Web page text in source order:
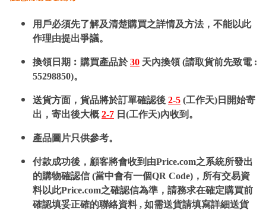
用戶必須先了解及清楚購買之詳情及方法，不能以此
作理由提出爭議。
換領日期︰購買產品於30 天內換領 (請取貨前先致電 :
55298850)。
送貨方面，貨品將於訂單確認後 2-5 (工作天)日開始寄
出，寄出後大概2-7 日(工作天)內收到。
產品圖片只供參考。
付款成功後，顧客將會收到由Price.com之系統所發出
的購物確認信 (當中會有一個QR Code)，所有交易資
料以此Price.com之確認信為準，請務求在確定購買前
確認填妥正確的聯絡資料 , 如需送貨請填寫詳細送貨